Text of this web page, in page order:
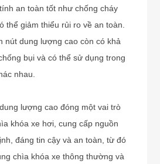
an toàn tốt như chống cháy
thể giảm thiểu rủi ro về an toàn.
nút dung lượng cao còn có khả
bụi và có thể sử dụng trong
nhau.
lượng cao đóng một vai trò
khóa xe hơi, cung cấp nguồn
đáng tin cậy và an toàn, từ đó
chìa khóa xe thông thường và